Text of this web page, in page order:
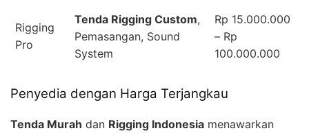
Rigging
Pro
Tenda Rigging Custom,
Pemasangan, Sound
System
Rp 15.000.000
– Rp
100.000.000
Penyedia dengan Harga Terjangkau
Tenda Murah dan Rigging Indonesia menawarkan